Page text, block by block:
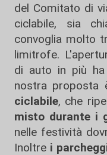
del Comitato di
ciclabile, sia
convoglia molto
limitrofe.
di auto in più
nostra proposta
ciclabile, che
misto durante i
nelle festività
Inoltre i